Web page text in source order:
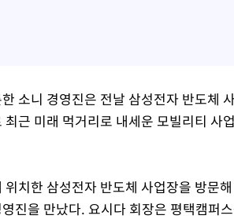
소니 경영진은 전날 삼성전자 반도체
근 미래 먹거리로 내세운 모빌리티 사
치한 삼성전자 반도체 사업장을 방문
진을 만났다. 요시다 회장은 평택캠퍼